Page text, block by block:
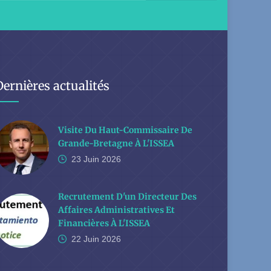
actualités
Visite Du Haut-Commissaire De
Grande-Bretagne À L'ISSEA
23 Juin 2026
Recrutement D'un Directeur Des
Affaires Administratives Et
Financières À L'ISSEA
22 Juin 2026